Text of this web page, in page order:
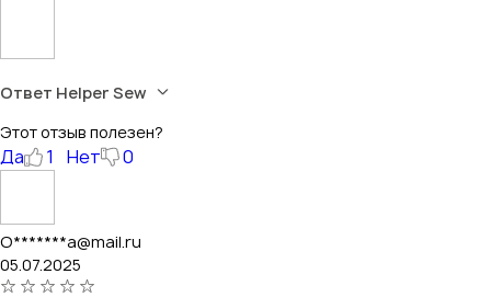
Ответ Helper Sew
Этот отзыв полезен?
Да 1 Нет 0
O*******a@mail.ru
05.07.2025